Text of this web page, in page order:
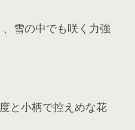
雪の中でも咲く力強
と小柄で控えめな花